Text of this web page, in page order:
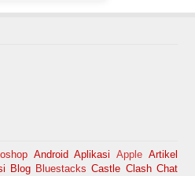
Android Aplikasi Apple Artikel
Blog Bluestacks Castle Clash Chat